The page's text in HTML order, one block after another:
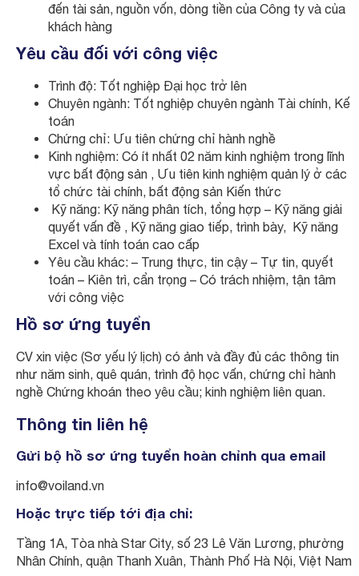
đến tài sản, nguồn vốn, dòng tiền của Công ty và của
khách hàng
Yêu cầu đối với công việc
Trình độ: Tốt nghiệp Đại học trở lên
Chuyên ngành: Tốt nghiệp chuyên ngành Tài chính, Kế
toán
Chứng chỉ: Ưu tiên chứng chỉ hành nghề
Kinh nghiệm: Có ít nhất 02 năm kinh nghiệm trong lĩnh
vực bất động sản , Ưu tiên kinh nghiệm quản lý ở các
tổ chức tài chính, bất động sản Kiến thức
Kỹ năng: Kỹ năng phân tích, tổng hợp – Kỹ năng giải
quyết vấn đề , Kỹ năng giao tiếp, trình bày, Kỹ năng
Excel và tính toán cao cấp
Yêu cầu khác: – Trung thực, tin cậy – Tự tin, quyết
toán – Kiên trì, cẩn trọng – Có trách nhiệm, tận tâm
với công việc
Hồ sơ ứng tuyển
CV xin việc (Sơ yếu lý lịch) có ảnh và đầy đủ các thông tin
như năm sinh, quê quán, trình độ học vấn, chứng chỉ hành
nghề Chứng khoán theo yêu cầu; kinh nghiệm liên quan.
Thông tin liên hệ
Gửi bộ hồ sơ ứng tuyển hoàn chỉnh qua email
info@voiland.vn
Hoặc trực tiếp tới địa chỉ:
Tầng 1A, Tòa nhà Star City, số 23 Lê Văn Lương, phường
Nhân Chính, quận Thanh Xuân, Thành Phố Hà Nội, Việt Nam